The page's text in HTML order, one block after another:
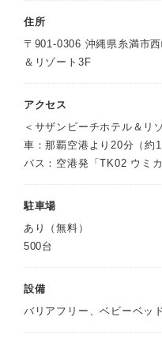
住所
〒901-0306 沖縄県糸満市
＆リゾート3F
アクセス
＜サザンビーチホテル＆リ
車：那覇空港より20分（約
バス：空港発「TK02 ウミ
駐車場
あり（無料）
500台
設備
バリアフリー、ベビーベッ